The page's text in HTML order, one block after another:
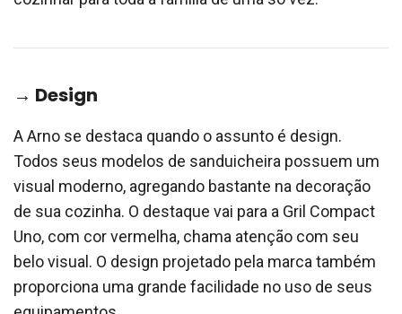
→ Design
A Arno se destaca quando o assunto é design.
Todos seus modelos de sanduicheira possuem um
visual moderno, agregando bastante na decoração
de sua cozinha. O destaque vai para a Gril Compact
Uno, com cor vermelha, chama atenção com seu
belo visual. O design projetado pela marca também
proporciona uma grande facilidade no uso de seus